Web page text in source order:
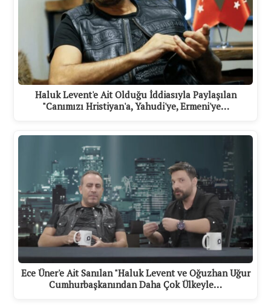
Haluk Levent'e Ait Olduğu İddiasıyla Paylaşılan
"Canımızı Hristiyan'a, Yahudi'ye, Ermeni'ye…
Ece Üner'e Ait Sanılan "Haluk Levent ve Oğuzhan Uğur
Cumhurbaşkanından Daha Çok Ülkeyle…